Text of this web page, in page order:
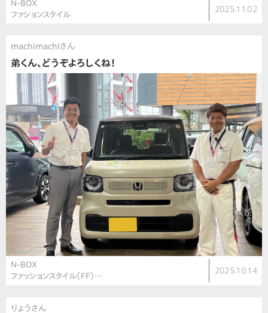
N-BOX
ファションスタイル
2025.11.02
machimachiさん
弟くん、どうぞよろしくね！
N-BOX
ファッションスタイル（FF）…
2025.10.14
りょうさん